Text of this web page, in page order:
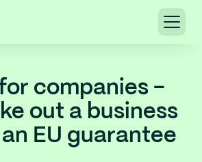
for companies -
out a business
EU guarantee